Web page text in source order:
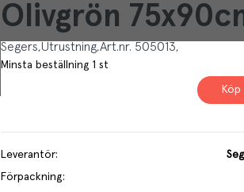
Olivgrön
Segers Utrustning Art.nr. 505013
Minsta beställning 1 st
Köp
Leverantör:
Förpackning: